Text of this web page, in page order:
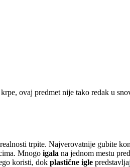
ovaj predmet nije tako redak u
trpite. Najverovatnije gubite
Mnogo igala na jednom mestu
koristi, dok plastične igle